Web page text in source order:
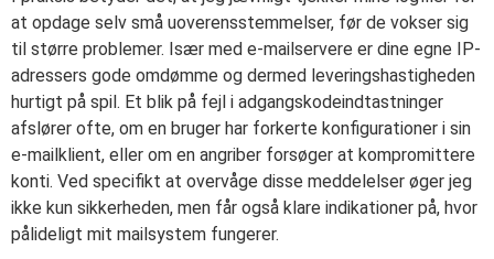
at opdage selv små uoverensstemmelser, før de vokser sig
til større problemer. Især med e-mailservere er dine egne IP-
adressers gode omdømme og dermed leveringshastigheden
hurtigt på spil. Et blik på fejl i adgangskodeindtastninger
afslører ofte, om en bruger har forkerte konfigurationer i sin
e-mailklient, eller om en angriber forsøger at kompromittere
konti. Ved specifikt at overvåge disse meddelelser øger jeg
ikke kun sikkerheden, men får også klare indikationer på, hvor
pålideligt mit mailsystem fungerer.